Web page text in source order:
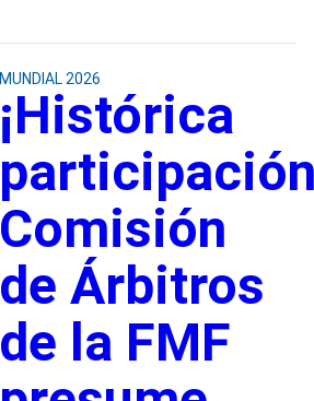
MUNDIAL 2026
¡Histórica
Comisión
de Árbitros
de la FMF